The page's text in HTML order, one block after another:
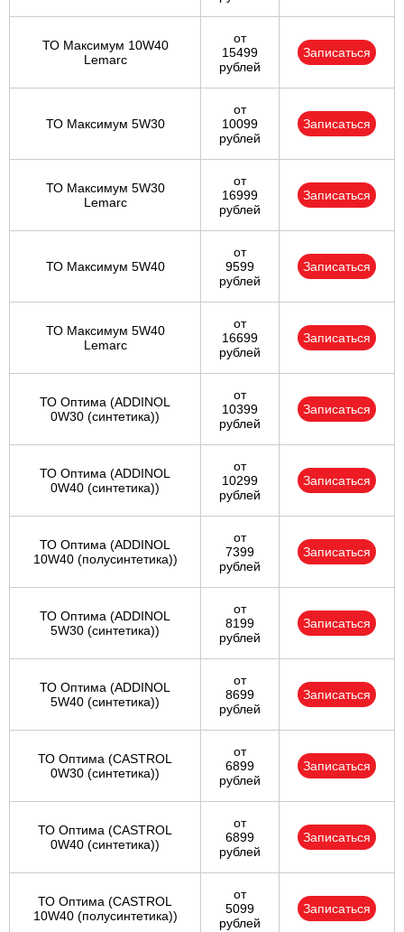
ТО Максимум 10W40
Lemarc
от
15499
рублей
Записаться
ТО Максимум 5W30
от
10099
рублей
Записаться
ТО Максимум 5W30
Lemarc
от
16999
рублей
Записаться
ТО Максимум 5W40
от
9599
рублей
Записаться
ТО Максимум 5W40
Lemarc
от
16699
рублей
Записаться
ТО Оптима (ADDINOL
0W30 (синтетика))
от
10399
рублей
Записаться
ТО Оптима (ADDINOL
0W40 (синтетика))
от
10299
рублей
Записаться
ТО Оптима (ADDINOL
10W40 (полусинтетика))
от
7399
рублей
Записаться
ТО Оптима (ADDINOL
5W30 (синтетика))
от
8199
рублей
Записаться
ТО Оптима (ADDINOL
5W40 (синтетика))
от
8699
рублей
Записаться
ТО Оптима (CASTROL
0W30 (синтетика))
от
6899
рублей
Записаться
ТО Оптима (CASTROL
0W40 (синтетика))
от
6899
рублей
Записаться
ТО Оптима (CASTROL
10W40 (полусинтетика))
от
5099
рублей
Записаться